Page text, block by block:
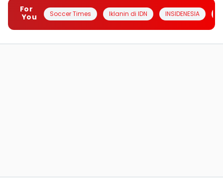
For
You
Soccer Times Iklanin di IDN INSIDENESIA